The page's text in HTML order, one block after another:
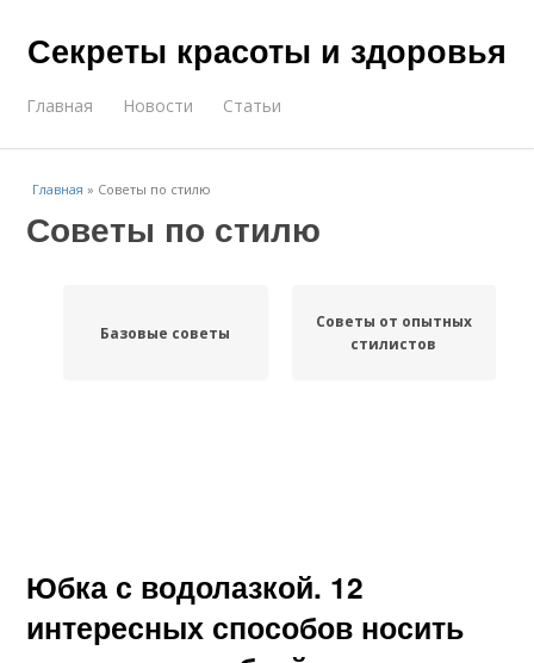
Секреты красоты и здоровья
Главная Новости Статьи
Главная » Советы по стилю
Советы по стилю
Базовые советы
Советы от опытных
стилистов
Юбка с водолазкой. 12
интересных способов носить